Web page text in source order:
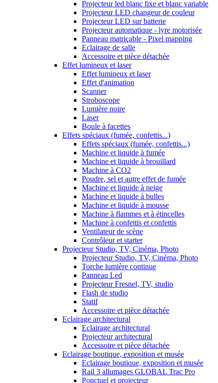
Projecteur led blanc fixe et blanc variable
Projecteur LED changeur de couleur
Projecteur LED sur batterie
Projecteur automatique - lyre motorisée
Panneau matriçable - Pixel mapping
Eclairage de salle
Accessoire et pièce détachée
Effet lumineux et laser
Effet lumineux et laser
Effet d'animation
Scanner
Stroboscope
Lumière noire
Laser
Boule à facettes
Effets spéciaux (fumée, confettis...)
Effets spéciaux (fumée, confettis...)
Machine et liquide à fumée
Machine et liquide à brouillard
Machine à CO2
Poudre, sel et autre effet de fumée
Machine et liquide à neige
Machine et liquide à bulles
Machine et liquide à mousse
Machine à flammes et à étincelles
Machine à confettis et confettis
Ventilateur de scène
Contrôleur et starter
Projecteur Studio, TV, Cinéma, Photo
Projecteur Studio, TV, Cinéma, Photo
Torche lumière continue
Panneau Led
Projecteur Fresnel, TV, studio
Flash de studio
Statif
Accessoire et pièce détachée
Eclairage architectural
Eclairage architectural
Projecteur architectural
Accessoire et pièce détachée
Eclairage boutique, exposition et musée
Eclairage boutique, exposition et musée
Rail 3 allumages GLOBAL Trac Pro
Ponctuel et projecteur